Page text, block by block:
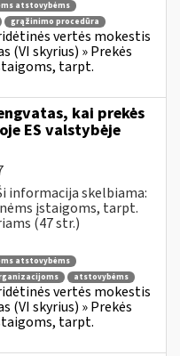
atstovybėms
grąžinimo procedūra
vertės mokestis
(VI skyrius) » Prekės
tarpt.
kai prekės
ES valstybėje
informacija skelbiama:
įstaigoms, tarpt.
(47 str.)
atstovybėms
atstovybėms
vertės mokestis
(VI skyrius) » Prekės
tarpt.